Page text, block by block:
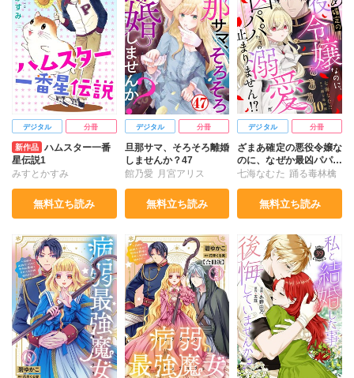
デジタル 分冊
新作品
ハムスター一番
星伝説1
みすとかすみ
無料立ち読み
デジタル 分冊
旦那サマ、そろそろ離婚
しませんか？47
館乃愛 月宮アリス
無料立ち読み
デジタル 分冊
ざまあ確定の悪役令嬢な
のに、なぜか最凶パパた
ちの溺愛が止まりませ
七海なむた 踊る毒林檎
無料立ち読み